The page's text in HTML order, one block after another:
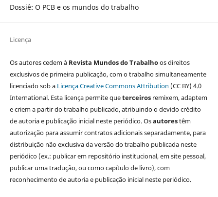
Dossiê: O PCB e os mundos do trabalho
Licença
Os autores cedem à Revista Mundos do Trabalhoos direitos
exclusivos de primeira publicação, com o trabalho simultaneamente
licenciado sob a Licença Creative Commons Attribution (CC BY) 4.0
International. Esta licença permite queterceirosremixem, adaptem
e criem a partir do trabalho publicado, atribuindo o devido crédito
de autoria e publicação inicial neste periódico. Osautorestêm
autorização para assumir contratos adicionais separadamente, para
distribuição não exclusiva da versão do trabalho publicada neste
periódico (ex.: publicar em repositório institucional, em site pessoal,
publicar uma tradução, ou como capítulo de livro), com
reconhecimento de autoria e publicação inicial neste periódico.